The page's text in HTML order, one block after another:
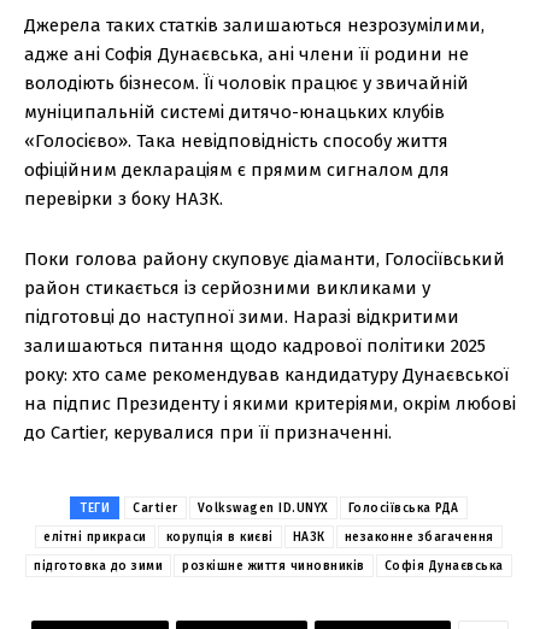
Джерела таких статків залишаються незрозумілими,
адже ані Софія Дунаєвська, ані члени її родини не
володіють бізнесом. Її чоловік працює у звичайній
муніципальній системі дитячо-юнацьких клубів
«Голосієво». Така невідповідність способу життя
офіційним деклараціям є прямим сигналом для
перевірки з боку НАЗК.
Поки голова району скуповує діаманти, Голосіївський
район стикається із серйозними викликами у
підготовці до наступної зими. Наразі відкритими
залишаються питання щодо кадрової політики 2025
року: хто саме рекомендував кандидатуру Дунаєвської
на підпис Президенту і якими критеріями, окрім любові
до Cartier, керувалися при її призначенні.
ТЕГИ Cartier Volkswagen ID.UNYX
Голосіївська РДА
елітні прикраси
корупція в києві НАЗК
незаконне збагачення
підготовка до зими
розкішне життя чиновників Софія Дунаєвська